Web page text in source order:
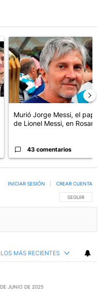
"Luces y alarmas en el
Un artículo de tendencia con
Murió Jorge Messi, el papá
de Lionel Messi, en Rosario
43 comentarios
SIGA ESTA
SEGUIR
INICIAR SESIÓN CREAR CUENTA
LOS MÁS RECIENTES
JUNIO DE 2025